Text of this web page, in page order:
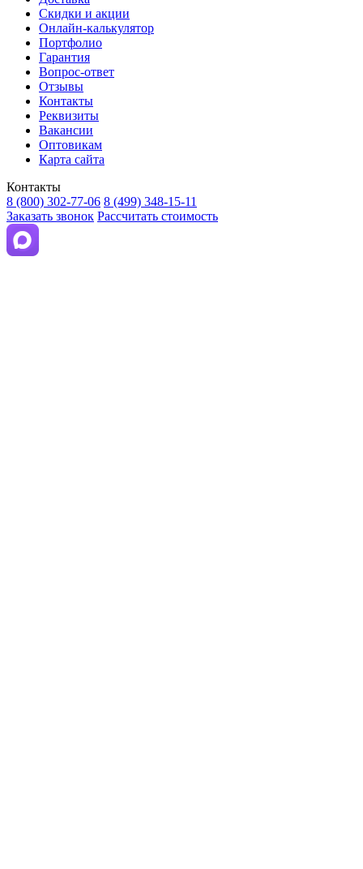
Скидки и акции
Онлайн-калькулятор
Портфолио
Гарантия
Вопрос-ответ
Отзывы
Контакты
Реквизиты
Вакансии
Оптовикам
Карта сайта
Контакты
8 (800) 302-77-06 8 (499) 348-15-11
Заказать звонок Рассчитать стоимость